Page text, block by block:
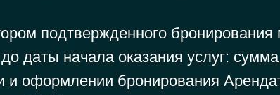
подтвержденного бронирования
даты начала оказания услуг:
и оформлении бронирования